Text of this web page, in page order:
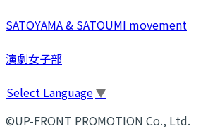
SATOYAMA & SATOUMI movement
演劇女子部
Select Language▼
©UP-FRONT PROMOTION Co., Ltd.